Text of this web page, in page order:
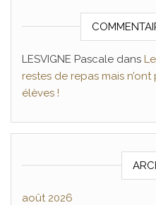
LESVIGNE Pascale dans
restes de repas mais
élèves !
août 2026